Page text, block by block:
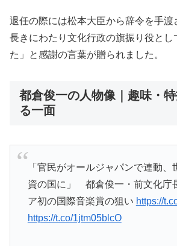
退任の際には松本大臣から辞令を手渡
長きにわたり文化行政の旗振り役とし
た」と感謝の言葉が贈られました。
都倉俊一の人物像｜趣味・
る一面
「官民がオールジャパンで連動、
資の国に」 都倉俊一・前文化庁
ア初の国際音楽賞の狙い https://
https://t.co/1jtm05blcO